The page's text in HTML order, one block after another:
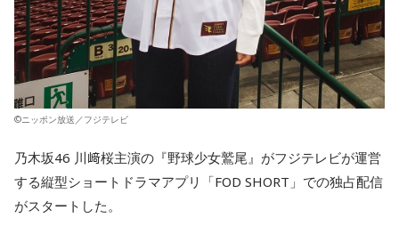
©ニッポン放送／フジテレビ
乃木坂46 川﨑桜主演の『野球少女鷲尾』がフジテレビが運営
する縦型ショートドラマアプリ「FOD SHORT」での独占配信
がスタートした。